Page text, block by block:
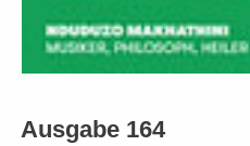
Ausgabe 164